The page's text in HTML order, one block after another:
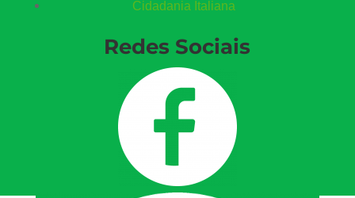
Cidadania Italiana
Redes Sociais